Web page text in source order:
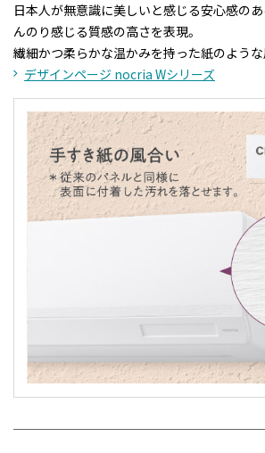
日本人が無意識に美しいと感じる安心感の
んのり感じる質感の高さを表現。
繊細かつ柔らかな温かみを持った紙のような
デザインページ nocria Wシリーズ